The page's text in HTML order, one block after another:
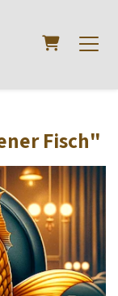
Warenkorb
Fisch"